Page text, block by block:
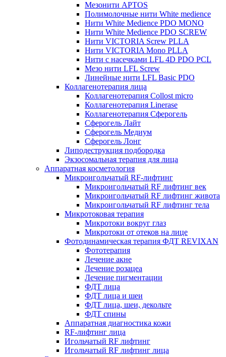
Мезонити APTOS
Полимолочные нити White medience
Нити White Medience PDO MONO
Нити White Medience PDO SCREW
Нити VICTORIA Screw PLLA
Нити VICTORIA Mono PLLA
Нити с насечками LFL 4D PDO PCL
Мезо нити LFL Screw
Линейные нити LFL Basic PDO
Коллагенотерапия лица
Коллагенотерапия Collost micro
Коллагенотерапия Linerase
Коллагенотерапия Сферогель
Сферогель Лайт
Сферогель Медиум
Сферогель Лонг
Липодеструкция подбородка
Экзосомальная терапия для лица
Аппаратная косметология
Микроигольчатый RF-лифтинг
Микроигольчатый RF лифтинг век
Микроигольчатый RF лифтинг живота
Микроигольчатый RF лифтинг тела
Микротоковая терапия
Микротоки вокруг глаз
Микротоки от отеков на лице
Фотодинамическая терапия ФДТ REVIXAN
Фототерапия
Лечение акне
Лечение розацеа
Лечение пигментации
ФДТ лица
ФДТ лица и шеи
ФДТ лица, шеи, декольте
ФДТ спины
Аппаратная диагностика кожи
RF-лифтинг лица
Игольчатый RF лифтинг
Игольчатый RF лифтинг лица